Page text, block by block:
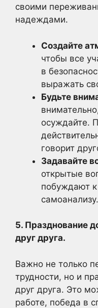
своими
надеждами.
Создайте
чтобы все
в
выражать
Будьте
осуждайте.
говорит
Задавайте
открытые
побуждают
самоанализу.
5. Празднование
друг друга.
Важно не только
трудности, но и
друг друга. Это
работе, победа в